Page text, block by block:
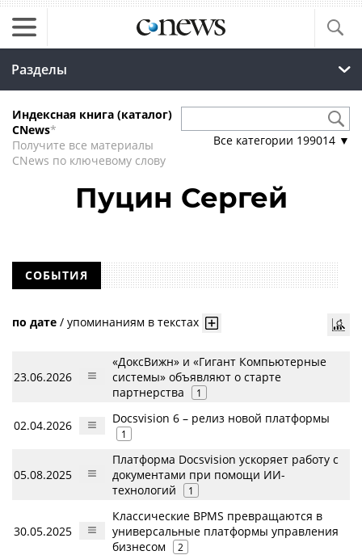
Разделы
Индексная книга (каталог)
CNews*
Получите все материалы
CNews по ключевому слову
Все категории 199014 ▼
Пуцин Сергей
СОБЫТИЯ
по дате / упоминаниям в текстах
23.06.2026
«ДоксВижн» и «Гигант Компьютерные
системы» объявляют о старте
партнерства
1
02.04.2026 Docsvision 6 – релиз новой платформы
1
05.08.2025
Платформа Docsvision ускоряет работу с
документами при помощи ИИ-
технологий
1
30.05.2025
Классические BPMS превращаются в
универсальные платформы управления
бизнесом
2